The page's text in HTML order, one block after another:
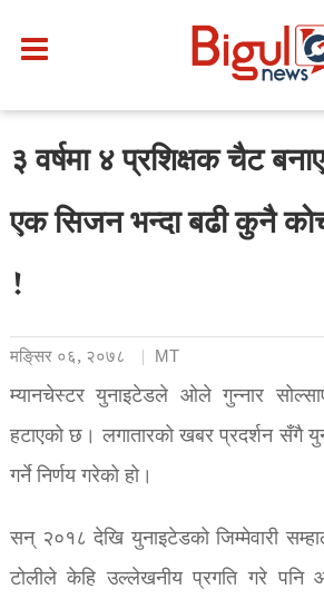
३ वर्षमा ४ प्रशिक्षक चैट
एक सिजन भन्दा बढी कुनै
!
मङि्सर ०६, २०७८ MT
म्यानचेस्टर युनाइटेडले ओले गुन्नार
हटाएको छ। लगातारको खबर प्रदर्शन सँगै
गर्ने निर्णय गरेको हो।
सन् २०१८ देखि युनाइटेडको जिम्मेवारी
टोलीले केहि उल्लेखनीय प्रगति गरे